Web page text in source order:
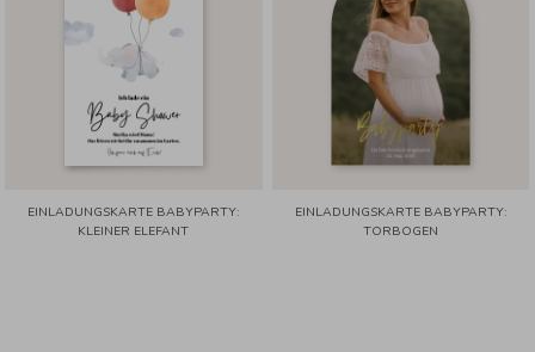
EINLADUNGSKARTE BABYPARTY:
KLEINER ELEFANT
EINLADUNGSKARTE BABYPARTY:
TORBOGEN